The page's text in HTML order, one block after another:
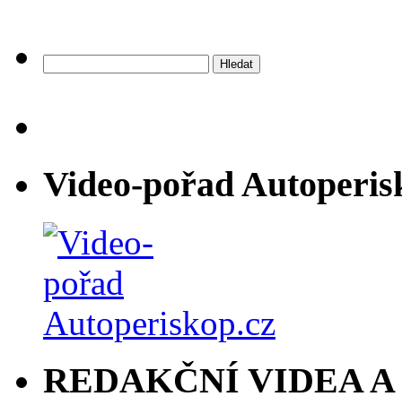
Video-pořad
REDAKČNÍ VIDEA A